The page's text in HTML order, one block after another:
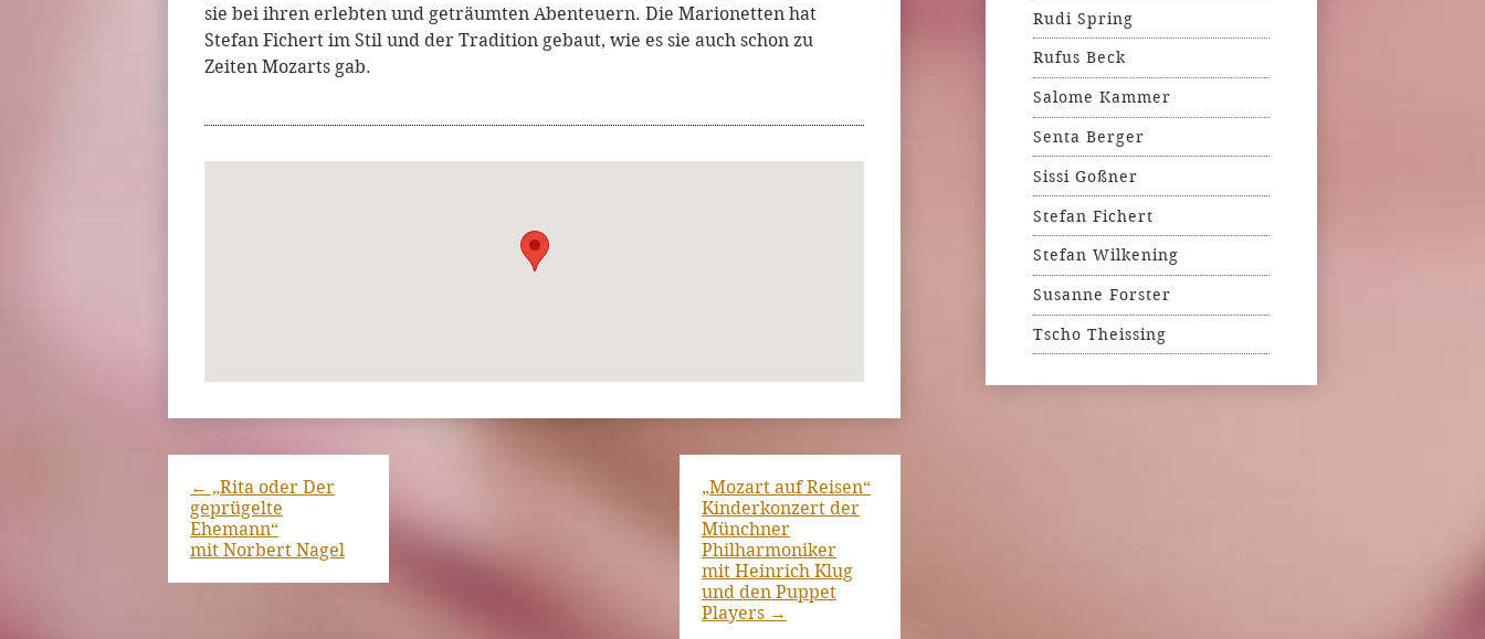
sie bei ihren erlebten und geträumten Abenteuern. Die Marionetten hat
Stefan Fichert im Stil und der Tradition gebaut, wie es sie auch schon zu
Zeiten Mozarts gab.
← „Rita oder Der
geprügelte
Ehemann“
mit Norbert Nagel
„Mozart auf Reisen“
Kinderkonzert der
Münchner
Philharmoniker
mit Heinrich Klug
und den Puppet
Players →
Rudi Spring
Rufus Beck
Salome Kammer
Senta Berger
Sissi Goßner
Stefan Fichert
Stefan Wilkening
Susanne Forster
Tscho Theissing